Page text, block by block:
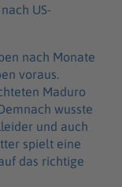
US-
nach Monate
voraus.
Maduro
wusste
und auch
spielt eine
das richtige